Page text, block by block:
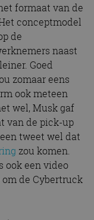
formaat van de
conceptmodel
de
naast
Goed
zomaar eens
ook meteen
wel, Musk gaf
van de pick-up
tweet wel dat
zou komen.
ook een video
de Cybertruck